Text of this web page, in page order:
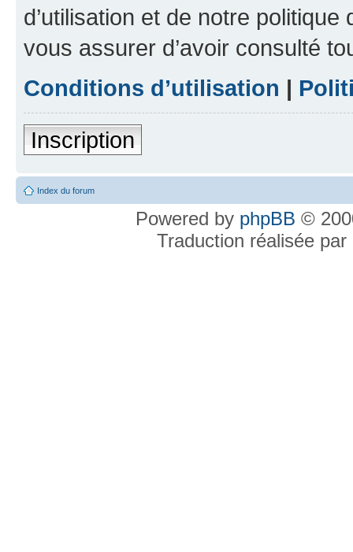
d’utilisation et de notre
vous assurer d’avoir consulté
Conditions d’utilisation |
Inscription
Index du forum
Powered by phpBB ©
Traduction réalisée par